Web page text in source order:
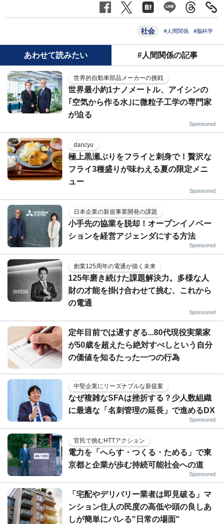
社会 #人間関係 #脳科学
あわせて読みたい #人間関係の記事
世界的自動車部品メーカーの挑戦
世界最小約1ナノメートル、アイシンの
｢空気から作る水｣に微粒子工学の専門家
が迫る
Sponsored
dancyu
極上黒瀬ぶりをフライと刺身で！贅沢な
フライ3種盛りが味わえる夏の限定メニ
ュー
Sponsored
日本企業の新規事業開発の課題
小手先の協業を脱却！オープンイノベー
ションを経営アジェンダにする方法
Sponsored
創業125周年の電通が描く未来
125年磨き続けた課題解決力。多様な人
財の才能を掛け合わせて挑む、これから
の電通
Sponsored
定年目前では遅すぎる...80代現役実業家
が50歳を超えたら絶対すべしという自分
の価値を知るたった一つの行為
中堅企業にリーズナブルな新提案
なぜ複雑なSFAは挫折する？少人数組織
に最適な「名刺管理の延長」で進めるDX
Sponsored
官民で挑むHTTアクション
電力を「へらす・つくる・ためる」で東
京都と企業が歩む持続可能社会への道
Sponsored
「宅配やデリバリー業者は即見破る」マ
ンション住人の民度の高低や頭の良しあ
しが簡単にバレる"日常の場面"